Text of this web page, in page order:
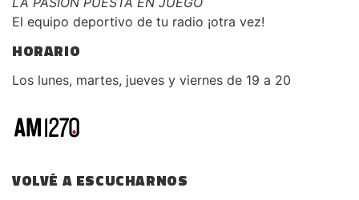
El equipo deportivo de tu radio ¡otra vez!
HORARIO
Los lunes, martes, jueves y viernes de 19 a 20
VOLVÉ A ESCUCHARNOS